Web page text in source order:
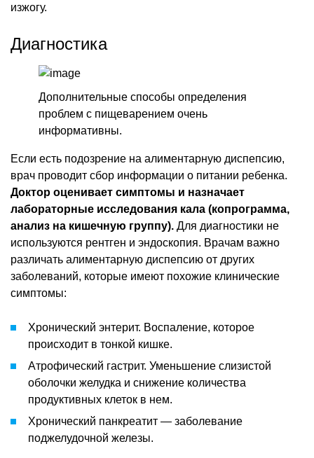
изжогу.
Диагностика
Дополнительные способы определения
проблем с пищеварением очень
информативны.
Если есть подозрение на алиментарную диспепсию,
врач проводит сбор информации о питании ребенка.
Доктор оценивает симптомы и назначает
лабораторные исследования кала (копрограмма,
анализ на кишечную группу). Для диагностики не
используются рентген и эндоскопия. Врачам важно
различать алиментарную диспепсию от других
заболеваний, которые имеют похожие клинические
симптомы:
Хронический энтерит. Воспаление, которое
происходит в тонкой кишке.
Атрофический гастрит. Уменьшение слизистой
оболочки желудка и снижение количества
продуктивных клеток в нем.
Хронический панкреатит — заболевание
поджелудочной железы.